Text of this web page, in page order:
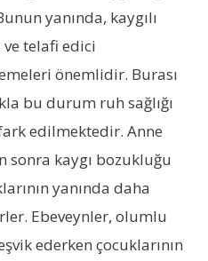
yanında, kaygılı
ve telafi edici
önemlidir. Burası
bu durum ruh sağlığı
edilmektedir. Anne
sonra kaygı bozukluğu
yanında daha
Ebeveynler, olumlu
ederken çocuklarının